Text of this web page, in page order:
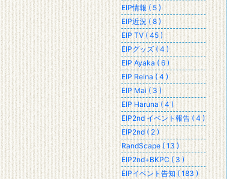
EIP情報 ( 5 )
EIP近況 ( 8 )
EIP TV ( 45 )
EIPグッズ ( 4 )
EIP Ayaka ( 6 )
EIP Reina ( 4 )
EIP Mai ( 3 )
EIP Haruna ( 4 )
EIP2nd イベント報告 ( 4 )
EIP2nd ( 2 )
RandScape ( 13 )
EIP2nd+BKPC ( 3 )
EIPイベント告知 ( 183 )